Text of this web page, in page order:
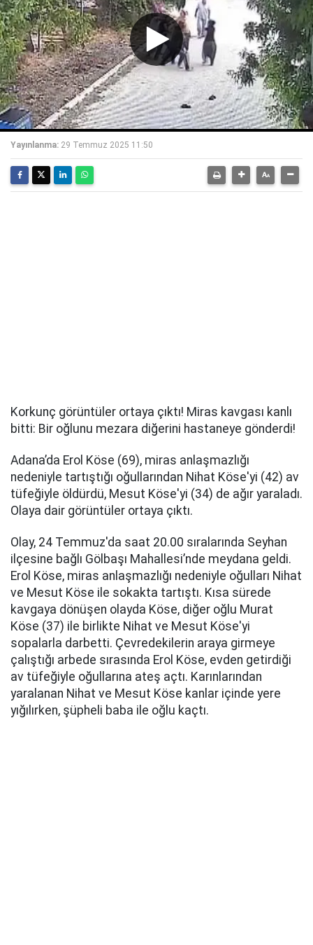
Yayınlanma: 29 Temmuz 2025 11:50
Korkunç görüntüler ortaya çıktı! Miras kavgası kanlı
bitti: Bir oğlunu mezara diğerini hastaneye gönderdi!
Adana’da Erol Köse (69), miras anlaşmazlığı
nedeniyle tartıştığı oğullarından Nihat Köse'yi (42) av
tüfeğiyle öldürdü, Mesut Köse'yi (34) de ağır yaraladı.
Olaya dair görüntüler ortaya çıktı.
Olay, 24 Temmuz'da saat 20.00 sıralarında Seyhan
ilçesine bağlı Gölbaşı Mahallesi’nde meydana geldi.
Erol Köse, miras anlaşmazlığı nedeniyle oğulları Nihat
ve Mesut Köse ile sokakta tartıştı. Kısa sürede
kavgaya dönüşen olayda Köse, diğer oğlu Murat
Köse (37) ile birlikte Nihat ve Mesut Köse'yi
sopalarla darbetti. Çevredekilerin araya girmeye
çalıştığı arbede sırasında Erol Köse, evden getirdiği
av tüfeğiyle oğullarına ateş açtı. Karınlarından
yaralanan Nihat ve Mesut Köse kanlar içinde yere
yığılırken, şüpheli baba ile oğlu kaçtı.